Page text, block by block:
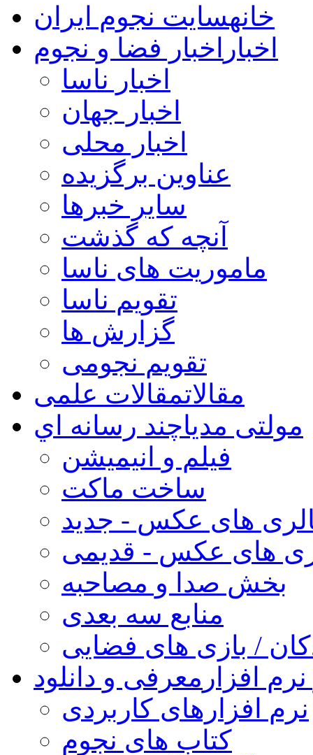
خانهسایت نجوم ایران
اخبار اخبار فضا و نجوم
اخبار ناسا
اخبار جهان
اخبار محلی
عناوین برگزیده
سایر خبرها
آنچه که گذشت
ماموریت های ناسا
تقویم ناسا
گزارش ها
تقویم نجومی
مقالاتمقالات علمی
مولتی مدیاچند رسانه اي
فیلم و انیمیشن
ساخت ماکت
های عکس - جدید
های عکس - قدیمی
بخش صدا و مصاحبه
منابع سه بعدی
/ بازی های فضایی
افزار معرفی و دانلود
نرم افزارهای کاربردی
کتاب های نجوم